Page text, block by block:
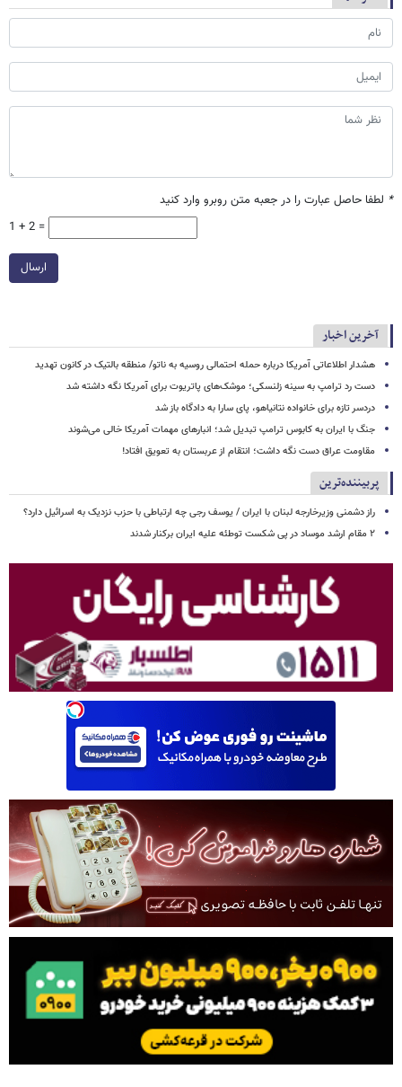
* لطفا حاصل عبارت را در جعبه متن روبرو وارد کنید
1 + 2 =
ارسال
آخرین اخبار
هشدار اطلاعاتی آمریکا درباره حمله احتمالی روسیه به ناتو/ منطقه بالتیک در کانون تهدید
دست رد ترامپ به سینه زلنسکی؛ موشک‌های پاتریوت برای آمریکا نگه داشته شد
دردسر تازه برای خانواده نتانیاهو، پای سارا به دادگاه باز شد
جنگ با ایران به کابوس ترامپ تبدیل شد؛ انبارهای مهمات آمریکا خالی می‌شوند
مقاومت عراق دست نگه داشت؛ انتقام از عربستان به تعویق افتاد!
پربیننده‌ترین
راز دشمنی وزیرخارجه لبنان با ایران / یوسف رجی چه ارتباطی با حزب نزدیک به اسرائیل دارد؟
۲ مقام‌ ارشد موساد در پی شکست توطئه علیه ایران برکنار شدند